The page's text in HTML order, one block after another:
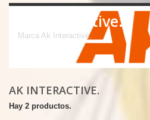
Ak Interactive.
Marca Ak Interactive.
AK INTERACTIVE.
Hay 2 productos.